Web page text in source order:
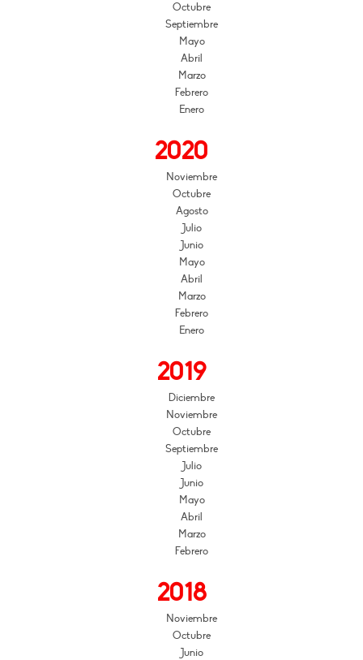
Octubre
Septiembre
Mayo
Abril
Marzo
Febrero
Enero
2020
Noviembre
Octubre
Agosto
Julio
Junio
Mayo
Abril
Marzo
Febrero
Enero
2019
Diciembre
Noviembre
Octubre
Septiembre
Julio
Junio
Mayo
Abril
Marzo
Febrero
2018
Noviembre
Octubre
Junio